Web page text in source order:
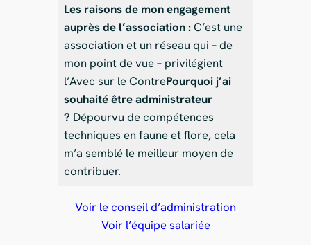
Les raisons de mon engagement
auprès de l’association :C’est une
association et un réseau qui – de
mon point de vue – privilégient
l’Avec sur le ContrePourquoi j’ai
souhaité être administrateur
? Dépourvu de compétences
techniques en faune et flore, cela
m’a semblé le meilleur moyen de
contribuer.
Voir le conseil d’administration
Voir l’équipe salariée